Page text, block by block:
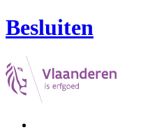
Besluiten